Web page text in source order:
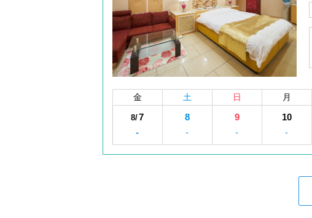
金 土 日 月
8/7
-
8
-
9
-
10
-